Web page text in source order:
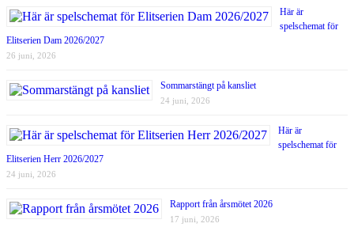
Här är
spelschemat för
Elitserien Dam 2026/2027
26 juni, 2026
Sommarstängt på kansliet
24 juni, 2026
Här är
spelschemat för
Elitserien Herr 2026/2027
24 juni, 2026
Rapport från årsmötet 2026
17 juni, 2026